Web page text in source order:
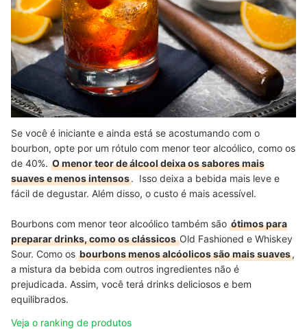
Se você é iniciante e ainda está se acostumando com o
bourbon, opte por um rótulo com menor teor alcoólico, como os
de 40%. O menor teor de álcool deixa os sabores mais
suaves e menos intensos. Isso deixa a bebida mais leve e
fácil de degustar. Além disso, o custo é mais acessível.
Bourbons com menor teor alcoólico também são ótimos para
preparar drinks, como os clássicosOld Fashioned e Whiskey
Sour. Como os bourbons menos alcóolicos são mais suaves,
a mistura da bebida com outros ingredientes não é
prejudicada. Assim, você terá drinks deliciosos e bem
equilibrados.
Veja o ranking de produtos